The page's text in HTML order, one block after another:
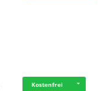
Kostenfrei